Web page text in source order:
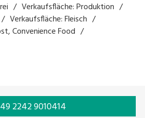
Verkaufsfläche: Produktion
Verkaufsfläche: Fleisch
Convenience Food
2242 9010414